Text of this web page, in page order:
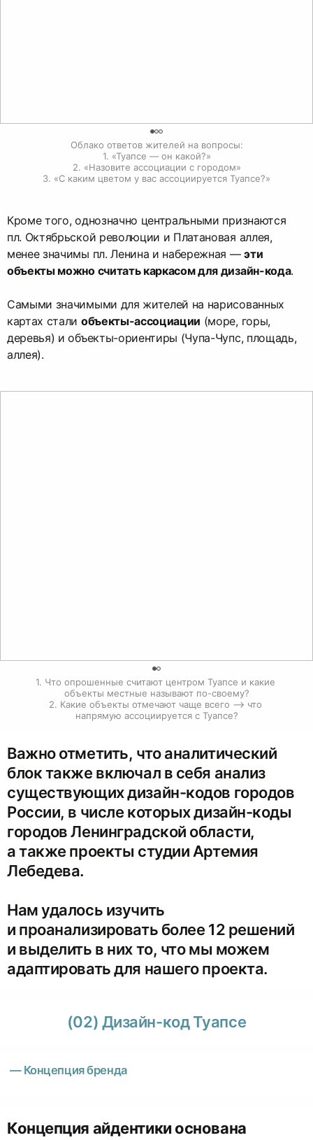
Облако ответов жителей на вопросы:
1. «Туапсе — он какой?»
2. «Назовите ассоциации с городом»
3. «С каким цветом у вас ассоциируется Туапсе?»
Кроме того, однозначно центральными признаются
пл. Октябрьской революции и Платановая аллея,
менее значимы пл. Ленина и набережная —эти
объекты можно считать каркасом для дизайн-кода.
Самыми значимыми для жителей на нарисованных
картах стали объекты-ассоциации (море, горы,
деревья) и объекты-ориентиры (Чупа-Чупс, площадь,
аллея).
1. Что опрошенные считают центром Туапсе и какие
объекты местные называют по-своему?
2. Какие объекты отмечают чаще всего ⟶ что
напрямую ассоциируется с Туапсе?
Важно отметить, что аналитический
блок также включал в себя анализ
существующих дизайн-кодов городов
России, в числе которых дизайн-коды
городов Ленинградской области,
а также проекты студии Артемия
Лебедева.
Нам удалось изучить
и проанализировать более 12 решений
и выделить в них то, что мы можем
адаптировать для нашего проекта.
(02) Дизайн-код Туапсе
— Концепция бренда
Концепция айдентики основана